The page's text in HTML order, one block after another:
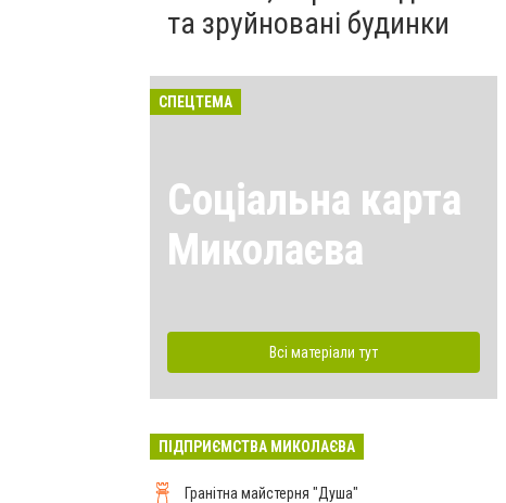
та зруйновані будинки
СПЕЦТЕМА
Соціальна карта
Миколаєва
Всі матеріали тут
ПІДПРИЄМСТВА МИКОЛАЄВА
Гранітна майстерня "Душа"